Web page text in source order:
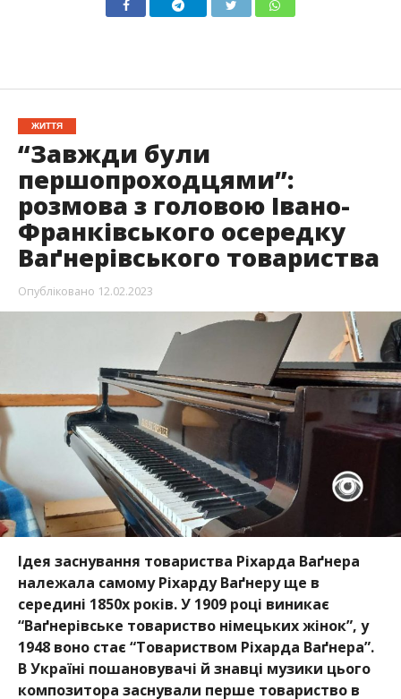
ЖИТТЯ
“Завжди були
першопроходцями”:
розмова з головою Івано-
Франківського осередку
Ваґнерівського товариства
Опубліковано 12.02.2023
Ідея заснування товариства Ріхарда Ваґнера
належала самому Ріхарду Ваґнеру ще в
середині 1850х років. У 1909 році виникає
“Ваґнерівське товариство німецьких жінок”, у
1948 воно стає “Товариством Ріхарда Ваґнера”.
В Україні пошановувачі й знавці музики цього
композитора заснували перше товариство в